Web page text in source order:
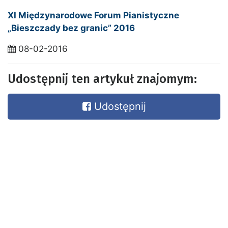
XI Międzynarodowe Forum Pianistyczne
„Bieszczady bez granic” 2016
08-02-2016
Udostępnij ten artykuł znajomym:
Udostępnij